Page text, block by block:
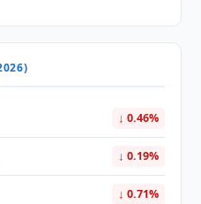
↓ 0.46%
↓ 0.19%
↓ 0.71%